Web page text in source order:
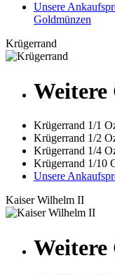
Unsere
Goldmünzen
Krügerrand
Weitere
Krügerrand 1/1
Krügerrand 1/2
Krügerrand 1/4
Krügerrand 1/10
Unsere
Kaiser Wilhelm II
Weitere